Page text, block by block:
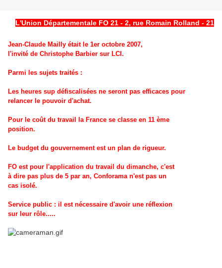
L'Union Départementale FO 21 - 2, rue Romain Rolland -
Jean-Claude Mailly était le 1er octobre 2007,
l'invité de Christophe Barbier sur LCI.
Parmi les sujets traités :
Les heures sup défiscalisées ne seront pas efficaces pour
relancer le pouvoir d'achat.
Pour le coût du travail la France se classe en 11 ème
position.
Le budget du gouvernement est un plan de rigueur.
FO est pour l'application du travail du dimanche, c'est
à dire pas plus de 5 par an, Conforama n'est pas un
cas isolé.
Service public : il est nécessaire d'avoir une réflexion
sur leur rôle.....